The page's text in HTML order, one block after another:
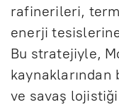
rafinerileri,
enerji tesislerine
Bu stratejiyle,
ve savaş